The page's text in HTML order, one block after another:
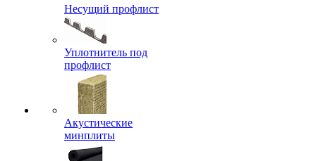
Забор из профлиста
Несущий профлист
Уплотнитель под
профлист